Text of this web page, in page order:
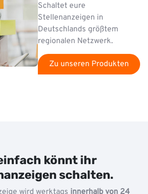
Schaltet eure
Stellenanzeigen in
Deutschlands größtem
regionalen Netzwerk.
Zu unseren Produkten
könnt ihr
schalten.
wird werktags innerhalb von 24